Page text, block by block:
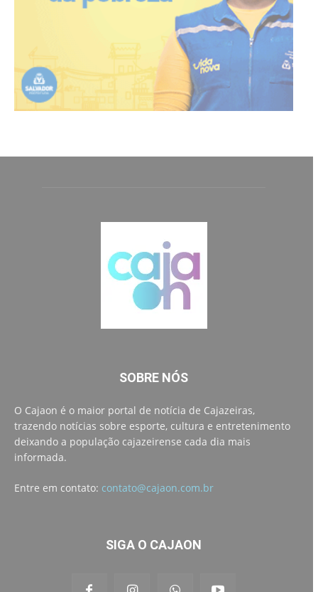
SOBRE NÓS
O Cajaon é o maior portal de notícia de Cajazeiras,
trazendo notícias sobre esporte, cultura e entretenimento
deixando a população cajazeirense cada dia mais
informada.
Entre em contato: contato@cajaon.com.br
SIGA O CAJAON